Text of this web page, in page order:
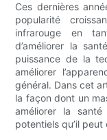
Ces dernières
popularité
infrarouge en
d’améliorer la
puissance de la
améliorer
général. Dans cet
la façon dont un
améliorer la
potentiels qu’il peut